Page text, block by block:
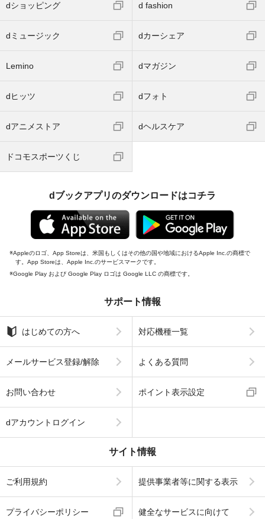
dショッピング d fashion
dミュージック dカーシェア
Lemino dマガジン
dヒッツ dフォト
dアニメストア dヘルスケア
ドコモスポーツくじ
dブックアプリのダウンロードはコチラ
Appleのロゴ、App Storeは、米国もしくはその他の国や地域におけるApple Inc.の商標で
す。App Storeは、Apple Inc.のサービスマークです。
Google Play および Google Play ロゴは Google LLC の商標です。
サポート情報
はじめての方へ 対応機種一覧
メールサービス登録/解除 よくある質問
お問い合わせ ポイント表示設定
dアカウントログイン
サイト情報
ご利用規約 提供事業者等に関する表示
プライバシーポリシー 健全なサービスに向けて